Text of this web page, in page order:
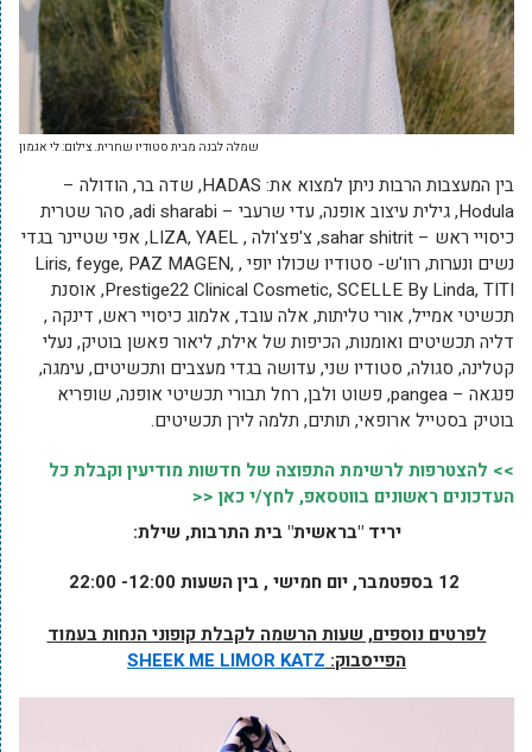
שמלה לבנה מבית סטודיו שחרית. צילום: לי אגמון
בין המעצבות הרבות ניתן למצוא את: HADAS, שדה בר, הודולה –
Hodula, גילית עיצוב אופנה, עדי שרעבי – adi sharabi, סהר שטרית
כיסויי ראש – sahar shitrit, צ'פצ'ולה , LIZA, YAEL, אפי שטיינר בגדי
נשים ונערות, רוו'ש- סטודיו שכולו יופי , Liris, feyge, PAZ MAGEN,
Prestige22 Clinical Cosmetic, SCELLE By Linda, TITI, אוסנת
תכשיטי אמייל, אורי טליתות, אלה עובד, אלמוג כיסויי ראש, דינקה ,
דליה תכשיטים ואומנות, הכיפות של אילת, ליאור פאשן בוטיק, נעלי
קטלינה, סגולה, סטודיו שני, עדושה בגדי מעצבים ותכשיטים, עימגה,
פנגאה – pangea, פשוט ולבן, רחל תבורי תכשיטי אופנה, שופריא
בוטיק בסטייל ארופאי, תותים, תלמה לירן תכשיטים.
>> להצטרפות לרשימת התפוצה של חדשות מודיעין וקבלת כל
העדכונים ראשונים בווטסאפ, לחץ/י כאן <<
יריד "בראשית" בית התרבות, שילת:
לפרטים נוספים, שעות הרשמה לקבלת קופוני הנחות בעמוד
הפייסבוק: SHEEK ME LIMOR KATZ